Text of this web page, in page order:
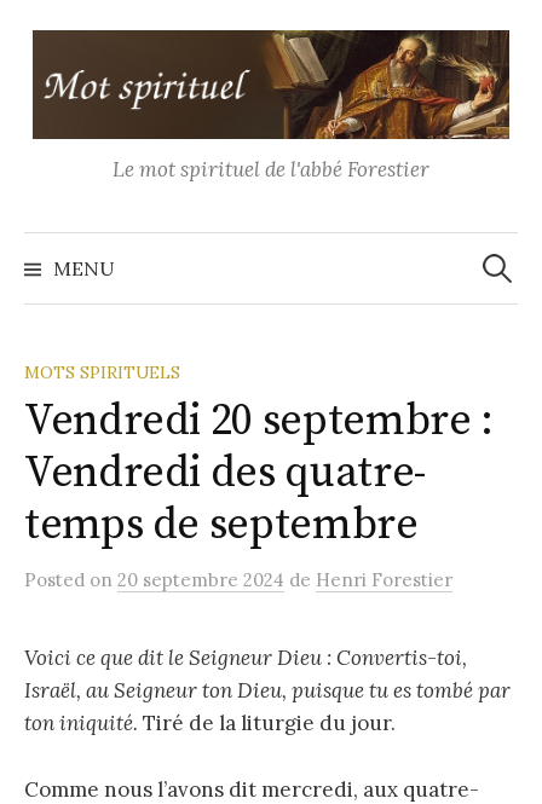
contenu
Le mot spirituel de l'abbé Forestier
MENU
MOTS SPIRITUELS
Vendredi 20 septembre :
Vendredi des quatre-
temps de septembre
Posted on 20 septembre 2024 de Henri Forestier
Voici ce que dit le Seigneur Dieu : Convertis-toi,
Israël, au Seigneur ton Dieu, puisque tu es tombé par
ton iniquité. Tiré de la liturgie du jour.
Comme nous l’avons dit mercredi, aux quatre-